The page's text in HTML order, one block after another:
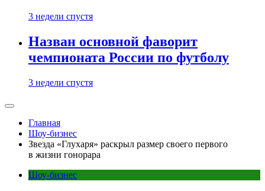
3 недели спустя
Назван основной фаворит
чемпионата России по футболу
3 недели спустя
Главная
Шоу-бизнес
Звезда «Глухаря» раскрыл размер своего первого
в жизни гонорара
Шоу-бизнес